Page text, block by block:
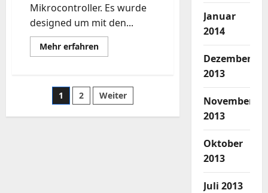
Mikrocontroller. Es wurde
designed um mit den...
Mehr erfahrenMehr
Informationen
Arduino
als
open
Seitennummerierung
der
1 2 Weiter
Januar
2014
Dezember
2013
November
2013
Oktober
2013
Juli 2013